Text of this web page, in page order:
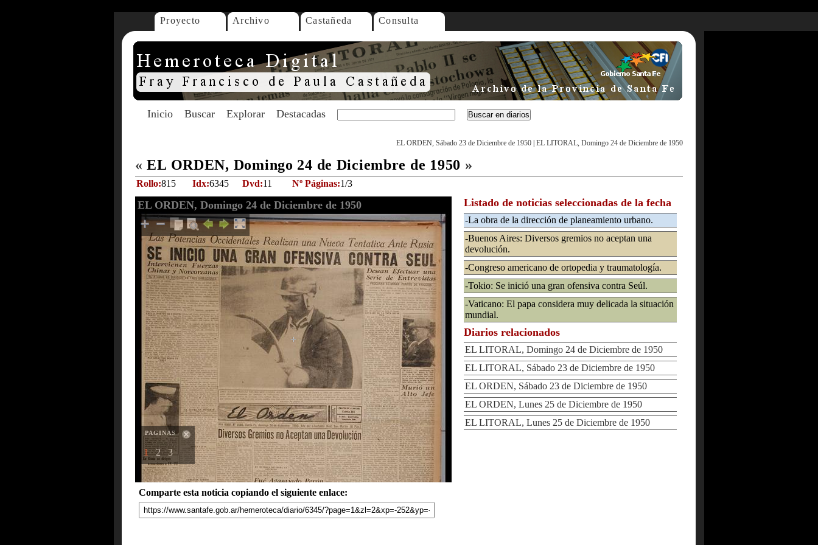
Proyecto Archivo Castañeda Consulta
Inicio Buscar Explorar Destacadas
EL ORDEN, Sábado 23 de Diciembre de 1950 EL LITORAL, Domingo 24 de Diciembre de 1950
« EL ORDEN, Domingo 24 de Diciembre de 1950 »
Rollo:815 Idx:6345 Dvd:11 Nº Páginas:1/3
EL ORDEN, Domingo 24 de Diciembre de 1950
PAGINAS
1 2 3
Comparte esta noticia copiando el siguiente enlace:
Listado de noticias seleccionadas de la fecha
-La obra de la dirección de planeamiento urbano.
-Buenos Aires: Diversos gremios no aceptan una
devolución.
-Congreso americano de ortopedia y traumatología.
-Tokio: Se inició una gran ofensiva contra Seúl.
-Vaticano: El papa considera muy delicada la situación
mundial.
Diarios relacionados
EL LITORAL, Domingo 24 de Diciembre de 1950
EL LITORAL, Sábado 23 de Diciembre de 1950
EL ORDEN, Sábado 23 de Diciembre de 1950
EL ORDEN, Lunes 25 de Diciembre de 1950
EL LITORAL, Lunes 25 de Diciembre de 1950